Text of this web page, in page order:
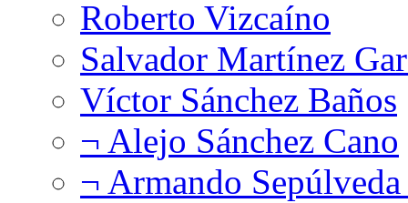
Roberto Vizcaíno
Salvador Martínez
Víctor Sánchez Baños
¬ Alejo Sánchez Cano
¬ Armando